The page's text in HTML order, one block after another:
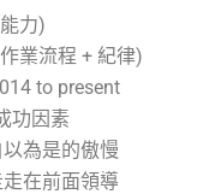
力)
業流程 + 紀律)
to present
功因素
為是的傲慢
在前面領導